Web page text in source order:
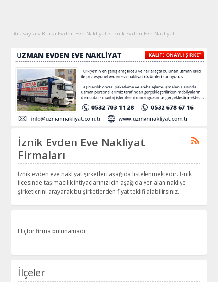
Anasayfa » Bursa Evden Eve Nakliyat » İznik Evden Eve Nakliyat
İznik Evden Eve Nakliyat
Firmaları
İznik evden eve nakliyat şirketleri aşağıda listelenmektedir. İznik
ilçesinde taşımacılık ihtiyaçlarınız için aşağıda yer alan nakliye
şirketlerini arayarak bu şirketlerden fiyat teklifi alabilirsiniz.
Hiçbir firma bulunamadı.
İlçeler